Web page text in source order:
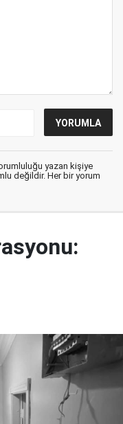
yazan kişiye
değildir. Her bir yorum